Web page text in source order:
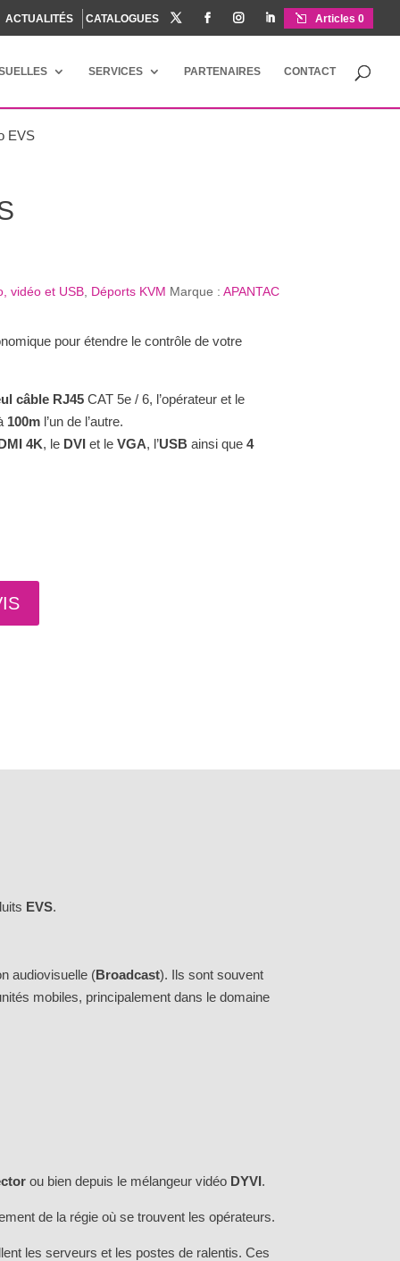
ACTUALITÉS CATALOGUES     Articles 0
SERVICES PARTENAIRES CONTACT
EVS
vidéo et USB, Déports KVM Marque :APANTAC
pour étendre le contrôle de votre
câble RJ45 CAT 5e / 6, l’opérateur et le
100m l’un de l’autre.
4K, le DVI et leVGA, l’USB ainsi que4
EVS.
audiovisuelle (Broadcast). Ils sont souvent
mobiles, principalement dans le domaine
ou bien depuis le mélangeur vidéo DYVI.
de la régie où se trouvent les opérateurs.
les serveurs et les postes de ralentis. Ces